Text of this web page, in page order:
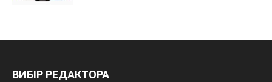
ВИБІР РЕДАКТОРА